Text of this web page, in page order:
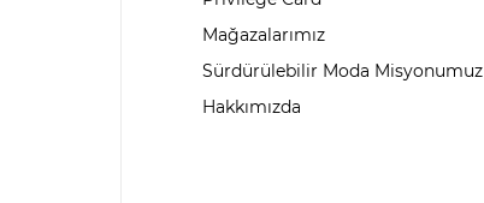
Mağazalarımız
Sürdürülebilir Moda Misyonumuz
Hakkımızda